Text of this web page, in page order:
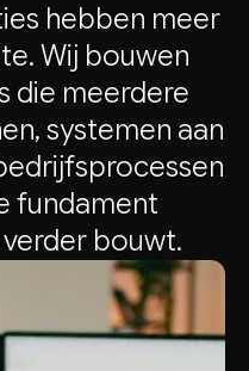
hebben meer
Wij bouwen
die meerdere
systemen aan
fundament
bouwt.